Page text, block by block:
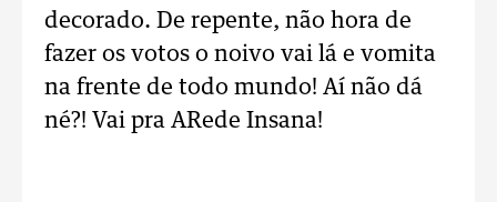
decorado. De repente, não hora de
fazer os votos o noivo vai lá e vomita
na frente de todo mundo! Aí não dá
né?! Vai pra ARede Insana!